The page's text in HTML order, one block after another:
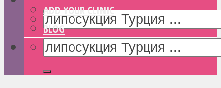
ADD YOUR CLINIC
BLOG